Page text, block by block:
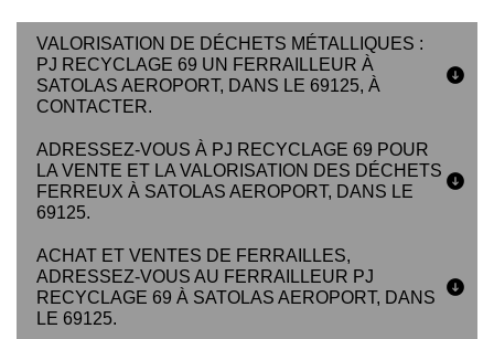
VALORISATION DE DÉCHETS MÉTALLIQUES :
PJ RECYCLAGE 69 UN FERRAILLEUR À
SATOLAS AEROPORT, DANS LE 69125, À
CONTACTER.
ADRESSEZ-VOUS À PJ RECYCLAGE 69 POUR
LA VENTE ET LA VALORISATION DES DÉCHETS
FERREUX À SATOLAS AEROPORT, DANS LE
69125.
ACHAT ET VENTES DE FERRAILLES,
ADRESSEZ-VOUS AU FERRAILLEUR PJ
RECYCLAGE 69 À SATOLAS AEROPORT, DANS
LE 69125.